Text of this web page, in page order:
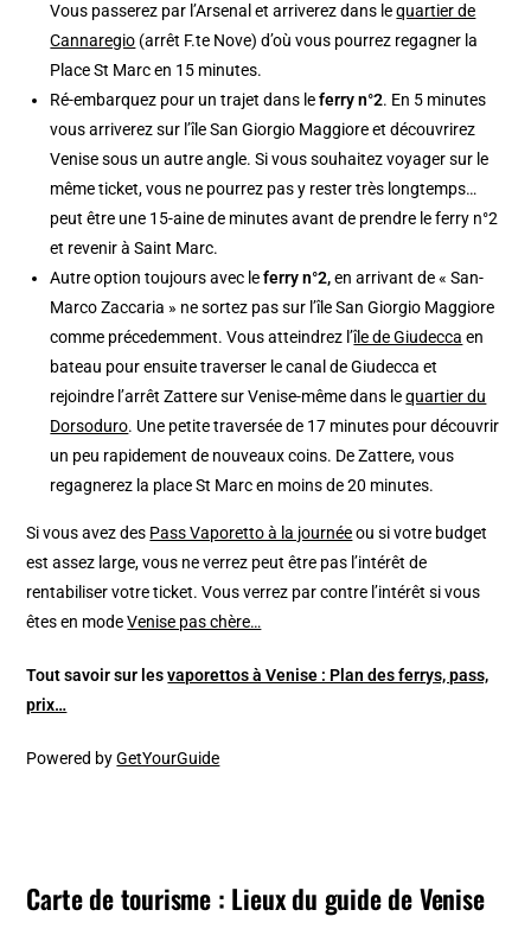
Vous passerez par l’Arsenal et arriverez dans lequartier de
Cannaregio (arrêt F.te Nove) d’où vous pourrez regagner la
Place St Marc en 15 minutes.
Ré-embarquez pour un trajet dans leferry n°2. En 5 minutes
vous arriverez sur l’île San Giorgio Maggiore et découvrirez
Venise sous un autre angle. Si vous souhaitez voyager sur le
même ticket, vous ne pourrez pas y rester très longtemps…
peut être une 15-aine de minutes avant de prendre le ferry n°2
et revenir à Saint Marc.
Autre option toujours avec leferry n°2,en arrivant de « San-
Marco Zaccaria » ne sortez pas sur l’île San Giorgio Maggiore
comme précedemment. Vous atteindrez l’île de Giudecca en
bateau pour ensuite traverser le canal de Giudecca et
rejoindre l’arrêt Zattere sur Venise-même dans lequartier du
Dorsoduro. Une petite traversée de 17 minutes pour découvrir
un peu rapidement de nouveaux coins. De Zattere, vous
regagnerez la place St Marc en moins de 20 minutes.
Si vous avez des Pass Vaporetto à la journéeou si votre budget
est assez large, vous ne verrez peut être pas l’intérêt de
rentabiliser votre ticket. Vous verrez par contre l’intérêt si vous
êtes en modeVenise pas chère…
Tout savoir sur lesvaporettos à Venise : Plan des ferrys, pass,
prix…
Powered byGetYourGuide
Carte de tourisme : Lieux du guide de Venise